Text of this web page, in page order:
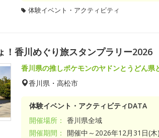
体験イベント・アクティビティ
！香川めぐり旅スタンプラリー2026
香川県の推しポケモンのヤドンとうどん県
香川県・高松市
体験イベント・アクティビティDATA
開催場所： 香川県全域
開催期間：
開催中～2026年12月31日(木)